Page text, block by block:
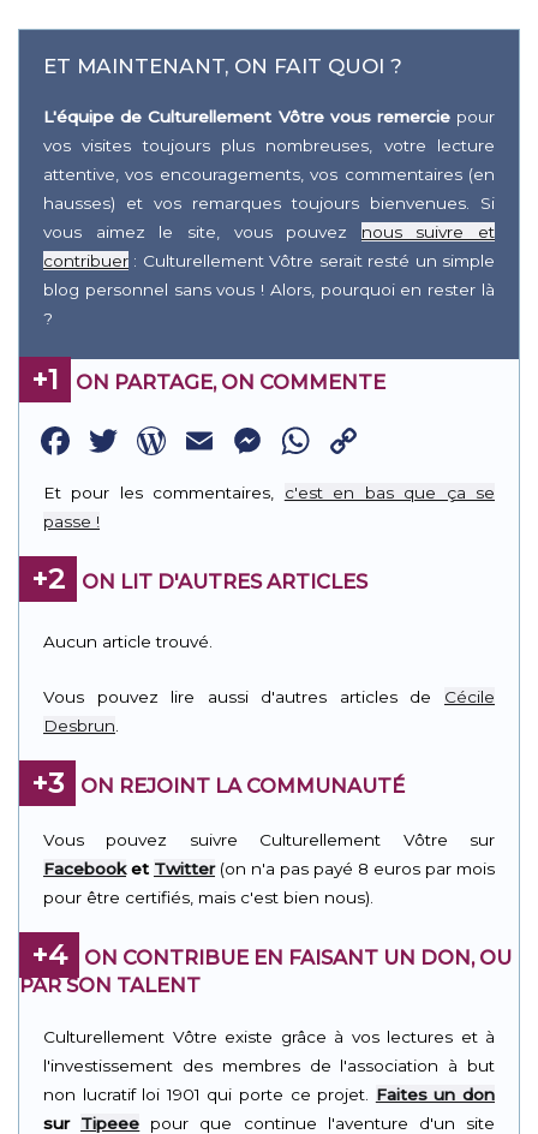
ET MAINTENANT, ON FAIT QUOI ?
L'équipe de Culturellement Vôtre vous remerciepour
vos visites toujours plus nombreuses, votre lecture
attentive, vos encouragements, vos commentaires (en
hausses) et vos remarques toujours bienvenues. Si
vous aimez le site, vous pouvez nous suivre et
contribuer : Culturellement Vôtre serait resté un simple
blog personnel sans vous ! Alors, pourquoi en rester là
?
+1 ON PARTAGE, ON COMMENTE
Facebook
Twitter
WordPress
EmailMessenger
WhatsApp
Link
Et pour les commentaires, c'est en bas que ça se
passe !
+2 ON LIT D'AUTRES ARTICLES
Aucun article trouvé.
Vous pouvez lire aussi d'autres articles de Cécile
Desbrun
+3 ON REJOINT LA COMMUNAUTÉ
Vous pouvez suivre Culturellement Vôtre sur
Facebooket Twitter(on n'a pas payé 8 euros par mois
pour être certifiés, mais c'est bien nous).
+4
ON CONTRIBUE EN FAISANT UN DON, OU
PAR SON TALENT
Culturellement Vôtre existe grâce à vos lectures et à
l'investissement des membres de l'association à but
non lucratif loi 1901 qui porte ce projet. Faites un don
sur Tipeee pour que continue l'aventure d'un site